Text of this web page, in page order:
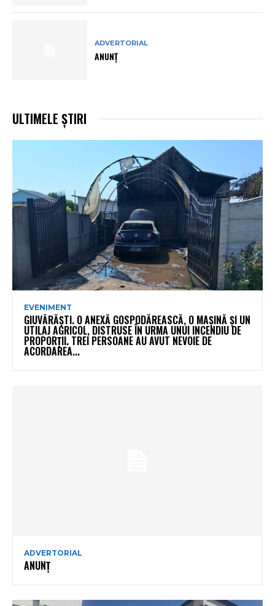
ADVERTORIAL
ANUNȚ
ULTIMELE ȘTIRI
EVENIMENT
GIUVĂRĂȘTI. O ANEXĂ GOSPODĂREASCĂ, O MAȘINĂ ȘI UN
UTILAJ AGRICOL, DISTRUSE ÎN URMA UNUI INCENDIU DE
PROPORȚII. TREI PERSOANE AU AVUT NEVOIE DE
ACORDAREA...
ADVERTORIAL
ANUNȚ